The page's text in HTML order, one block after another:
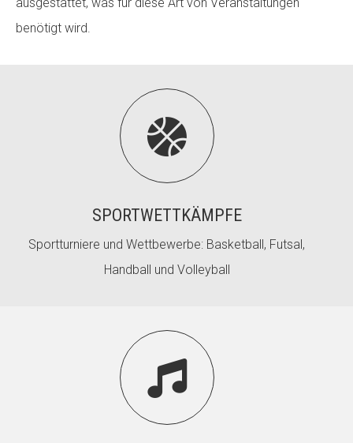
ausgestattet, was für diese Art von Veranstaltungen
benötigt wird.

SPORTWETTKÄMPFE
Sportturniere und Wettbewerbe: Basketball, Futsal,
Handball und Volleyball
